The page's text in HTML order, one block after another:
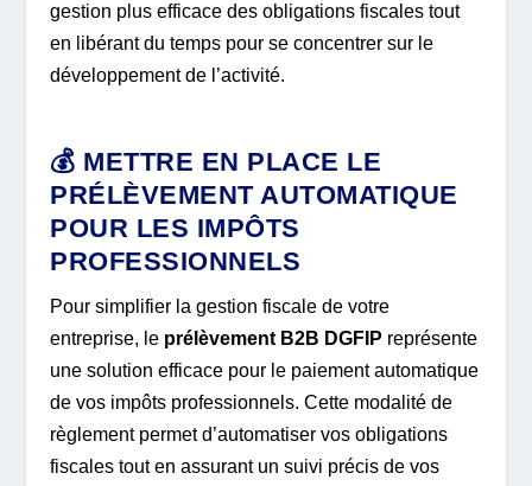
gestion plus efficace des obligations fiscales tout
en libérant du temps pour se concentrer sur le
développement de l’activité.
💰 METTRE EN PLACE LE
PRÉLÈVEMENT AUTOMATIQUE
POUR LES IMPÔTS
PROFESSIONNELS
Pour simplifier la gestion fiscale de votre
entreprise, le prélèvement B2B DGFIP représente
une solution efficace pour le paiement automatique
de vos impôts professionnels. Cette modalité de
règlement permet d’automatiser vos obligations
fiscales tout en assurant un suivi précis de vos